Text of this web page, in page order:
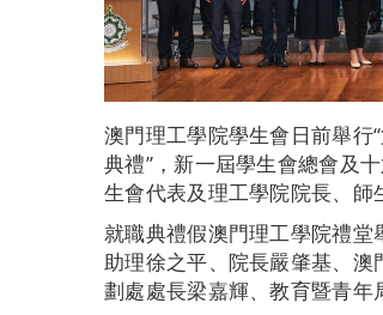
澳門理工學院學生會日前舉行
典禮”，新一屆學生會總會及
生會代表及理工學院院長、師
就職典禮假澳門理工學院禮
助理徐之平、院長嚴肇基、
劃處處長梁嘉輝、教育暨青年